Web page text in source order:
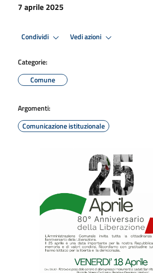
7 aprile 2025
Condividi Vedi azioni
Categorie:
Comune
Argomenti:
Comunicazione istituzionale